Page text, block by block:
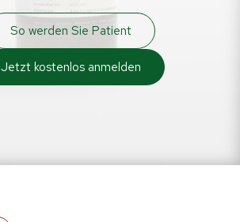
So werden Sie Patient
Jetzt kostenlos anmelden